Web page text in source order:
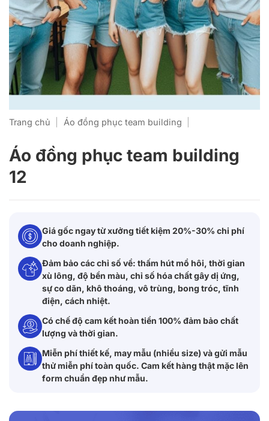
Trang chủ Áo đồng phục team building
Áo đồng phục team building
12
Giá gốc ngay từ xưởng tiết kiệm 20%-30% chi phí
cho doanh nghiệp.
Đảm bảo các chỉ số về: thấm hút mồ hôi, thời gian
xù lông, độ bền màu, chỉ số hóa chất gây dị ứng,
sự co dãn, khô thoáng, vô trùng, bong tróc, tĩnh
điện, cách nhiệt.
Có chế độ cam kết hoàn tiền 100% đảm bảo chất
lượng và thời gian.
Miễn phí thiết kế, may mẫu (nhiều size) và gửi mẫu
thử miễn phí toàn quốc. Cam kết hàng thật mặc lên
form chuẩn đẹp như mẫu.